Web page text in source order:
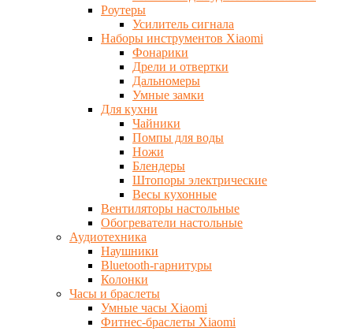
Роутеры
Усилитель сигнала
Наборы инструментов Xiaomi
Фонарики
Дрели и отвертки
Дальномеры
Умные замки
Для кухни
Чайники
Помпы для воды
Ножи
Блендеры
Штопоры электрические
Весы кухонные
Вентиляторы настольные
Обогреватели настольные
Аудиотехника
Наушники
Bluetooth-гарнитуры
Колонки
Часы и браслеты
Умные часы Xiaomi
Фитнес-браслеты Xiaomi